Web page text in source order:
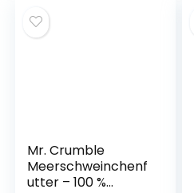
Mr. Crumble
Meerschweinchenf
utter – 100 %